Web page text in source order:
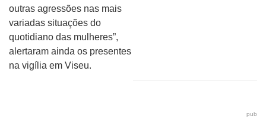
outras agressões nas mais
variadas situações do
quotidiano das mulheres”,
alertaram ainda os presentes
na vigília em Viseu.
pub